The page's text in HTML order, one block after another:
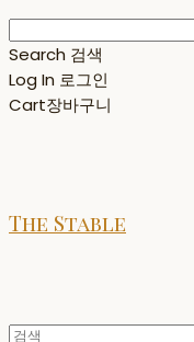
Search 검색
Log In 로그인
Cart장바구니
The Stable